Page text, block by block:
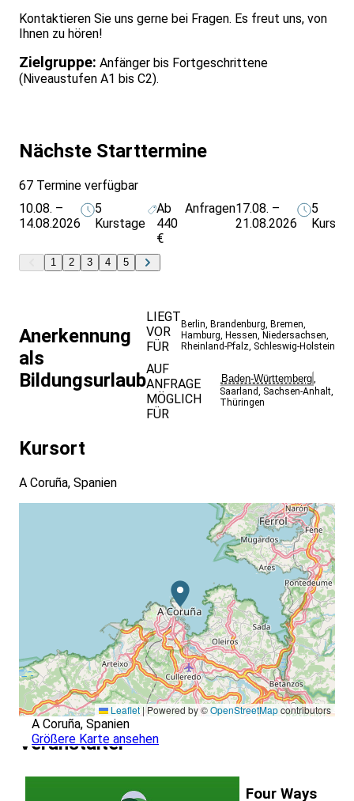
Kontaktieren Sie uns gerne bei Fragen. Es freut uns, von
Ihnen zu hören!
Zielgruppe: Anfänger bis Fortgeschrittene
(Niveaustufen A1 bis C2).
Nächste Starttermine
67 Termine verfügbar
10.08. –
14.08.2026
5
Kurstage
Ab
440
€
Anfragen17.08. –
21.08.2026
5
1 2 3 4 5
Anerkennung
als
Bildungsurlaub
LIEGT
VOR
FÜR
Berlin, Brandenburg, Bremen,
Hamburg, Hessen, Niedersachsen,
Rheinland-Pfalz, Schleswig-Holstein
AUF
ANFRAGE
MÖGLICH
FÜR
Baden-Württemberg,
Saarland, Sachsen-Anhalt,
Thüringen
Kursort
A Coruña, Spanien
Leaflet | Powered by ©OpenStreetMapcontributors
A Coruña, Spanien
Größere Karte ansehen
Veranstalter
Four Ways